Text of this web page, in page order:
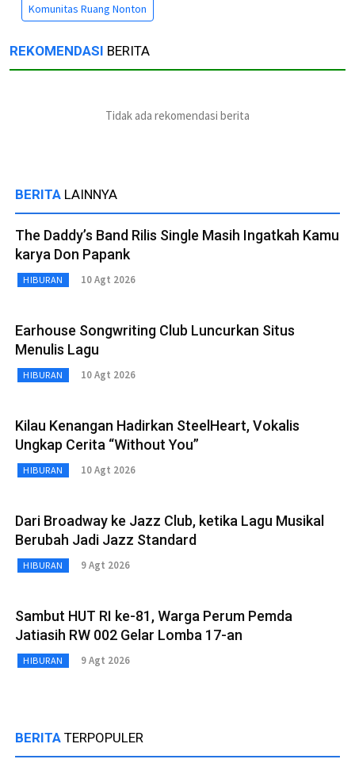
Komunitas Ruang Nonton
REKOMENDASI BERITA
Tidak ada rekomendasi berita
BERITA LAINNYA
The Daddy’s Band Rilis Single Masih Ingatkah Kamu
karya Don Papank
HIBURAN 10 Agt 2026
Earhouse Songwriting Club Luncurkan Situs
Menulis Lagu
HIBURAN 10 Agt 2026
Kilau Kenangan Hadirkan SteelHeart, Vokalis
Ungkap Cerita “Without You”
HIBURAN 10 Agt 2026
Dari Broadway ke Jazz Club, ketika Lagu Musikal
Berubah Jadi Jazz Standard
HIBURAN 9 Agt 2026
Sambut HUT RI ke-81, Warga Perum Pemda
Jatiasih RW 002 Gelar Lomba 17-an
HIBURAN 9 Agt 2026
BERITA TERPOPULER